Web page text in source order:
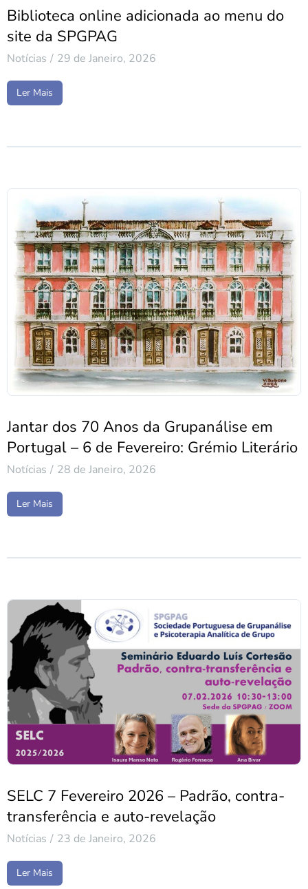
Biblioteca online adicionada ao menu do
site da SPGPAG
Notícias 29 de Janeiro, 2026
Ler Mais
Jantar dos 70 Anos da Grupanálise em
Portugal – 6 de Fevereiro: Grémio Literário
Notícias 28 de Janeiro, 2026
Ler Mais
SELC 7 Fevereiro 2026 – Padrão, contra-
transferência e auto-revelação
Notícias 23 de Janeiro, 2026
Ler Mais